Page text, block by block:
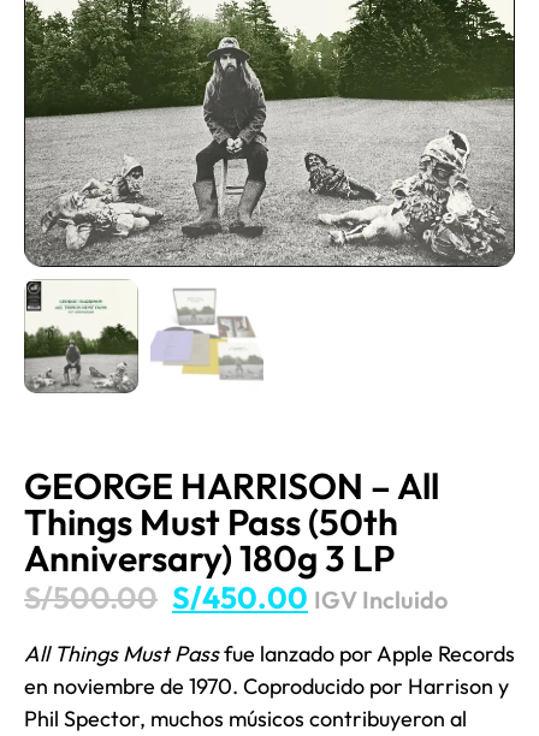
GEORGE HARRISON – All
Things Must Pass (50th
Anniversary) 180g 3 LP
S/500.00 S/450.00 IGV Incluido
All Things Must Passfue lanzado por Apple Records
en noviembre de 1970. Coproducido por Harrison y
Phil Spector, muchos músicos contribuyeron al